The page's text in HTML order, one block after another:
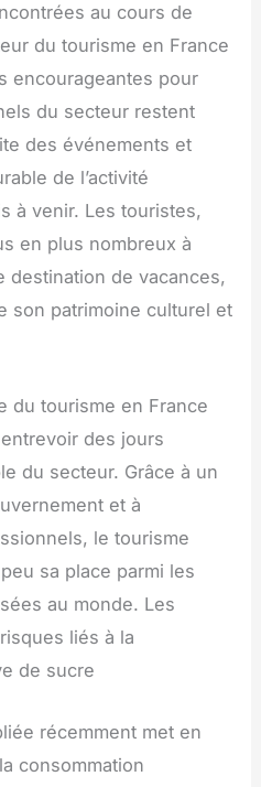
au cours de
du tourisme en France
encourageantes pour
du secteur restent
des événements et
de l’activité
à venir. Les touristes,
en plus nombreux à
destination de vacances,
son patrimoine culturel et
du tourisme en France
des jours
du secteur. Grâce à un
et à
le tourisme
sa place parmi les
au monde. Les
liés à la
de sucre
récemment met en
consommation